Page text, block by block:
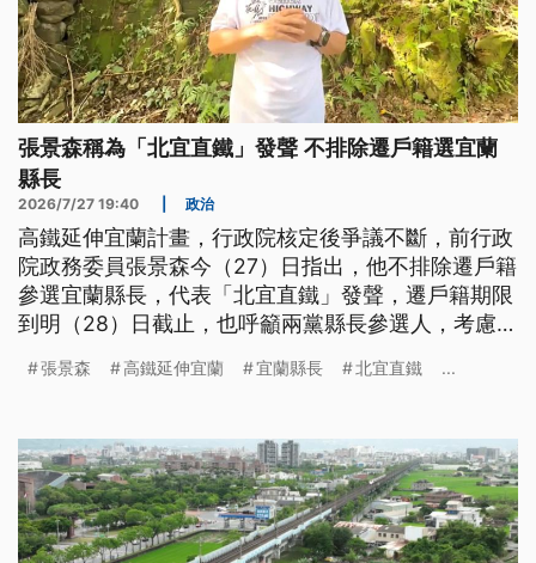
張景森稱為「北宜直鐵」發聲 不排除遷戶籍選宜蘭
縣長
2026/7/27 19:40 政治
高鐵延伸宜蘭計畫，行政院核定後爭議不斷，前行政
院政務委員張景森今（27）日指出，他不排除遷戶籍
參選宜蘭縣長，代表「北宜直鐵」發聲，遷戶籍期限
到明（28）日截止，也呼籲兩黨縣長參選人，考慮將
黨宜蘭縣長參選人林國漳表示尊重，國民黨宜蘭縣長
張景森 高鐵延伸宜蘭 宜蘭縣長 北宜直鐵 ...